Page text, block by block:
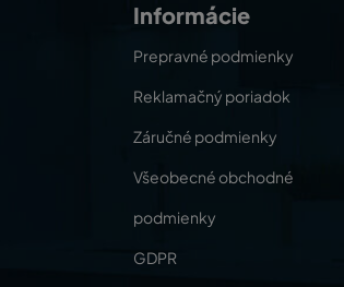
Informácie
Prepravné podmienky
Reklamačný poriadok
Záručné podmienky
Všeobecné obchodné
podmienky
GDPR